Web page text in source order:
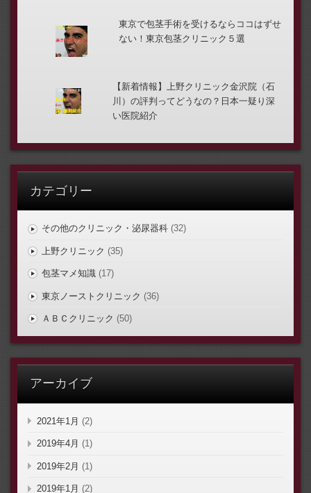
東京で包茎手術を受けるならココはずせ
ない！東京包茎クリニック５選
【新着情報】上野クリニック金沢院（石
川）の評判ってどうなの？日本一疑り深
い医院紹介
カテゴリー
その他のクリニック・泌尿器科(32)
上野クリニック (35)
包茎マメ知識(17)
東京ノーストクリニック (36)
ＡＢＣクリニック (50)
アーカイブ
2021年1月 (2)
2019年4月 (1)
2019年2月 (1)
2019年1月 (2)